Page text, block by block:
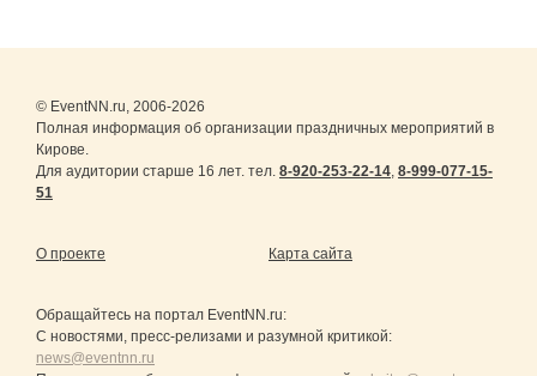
© EventNN.ru, 2006-2026
Полная информация об организации праздничных мероприятий в
Кирове.
Для аудитории старше 16 лет. тел. 8-920-253-22-14, 8-999-077-15-
51
О проекте Карта сайта
Обращайтесь на портал EventNN.ru:
С новостями, пресс-релизами и разумной критикой:
news@eventnn.ru